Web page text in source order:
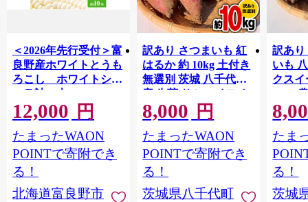
＜2026年先行受付＞富
良野産ホワイトとうも
ろこし ホワイトショ
コラ計10本
【1678459】
12,000 円
たまったWAON
POINTで寄附でき
る！
北海道富良野市
訳あり さつまいも 紅
はるか 約 10kg 土付き
無選別 茨城 八千代町
産 生芋 サツマイモ さ
つま芋 焼き芋 やきい
も 芋 イモ 野菜 不揃い
規格外 長期熟成 おや
つ デザート 秋 旬 農家
直送 【 先行予約 2026
年10月下旬以降発送
】 [AX010ya]
8,000 円
たまったWAON
POINTで寄附でき
る！
茨城県八千代町
訳あり
いも
クス
10kg
モ 芋
ート 秋 【 先行
2026
送 】
たま
る！
茨城